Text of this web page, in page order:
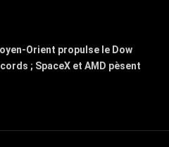
Orient propulse le Dow
; SpaceX et AMD pèsent